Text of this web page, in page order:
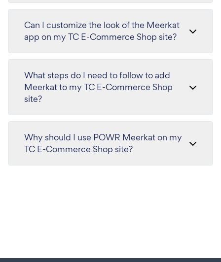
Can I customize the look of the Meerkat
app on my TC E-Commerce Shop site?
What steps do I need to follow to add
Meerkat to my TC E-Commerce Shop
site?
Why should I use POWR Meerkat on my
TC E-Commerce Shop site?